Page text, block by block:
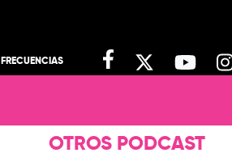
FRECUENCIAS
OTROS PODCAST